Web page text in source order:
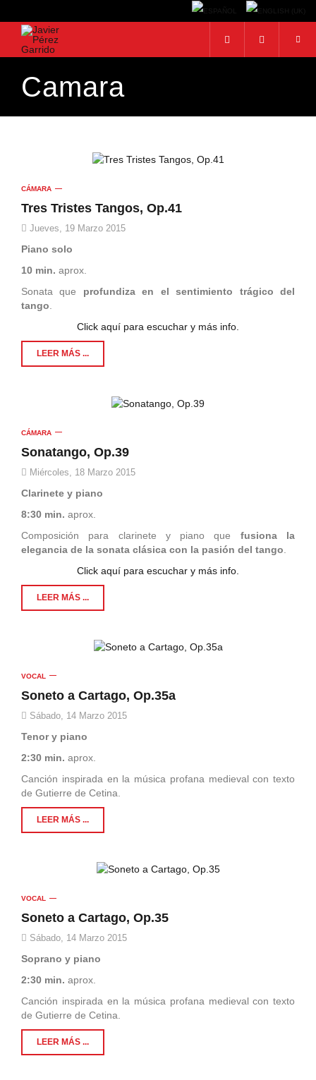
BUSCAR
Camara
CÁMARA
Tres Tristes Tangos, Op.41
Jueves, 19 Marzo 2015
Piano solo
10 min. aprox.
Sonata que profundiza en el sentimiento trágico del
tango.
Click aquí para escuchar y más info.
LEER MÁS ...
CÁMARA
Sonatango, Op.39
Miércoles, 18 Marzo 2015
Clarinete y piano
8:30 min. aprox.
Composición para clarinete y piano que fusiona la
elegancia de la sonata clásica con la pasión del tango
Click aquí para escuchar y más info.
LEER MÁS ...
VOCAL
Soneto a Cartago, Op.35a
Sábado, 14 Marzo 2015
Tenor y piano
2:30 min. aprox.
Canción inspirada en la música profana medieval con texto
de Gutierre de Cetina.
LEER MÁS ...
VOCAL
Soneto a Cartago, Op.35
Sábado, 14 Marzo 2015
Soprano y piano
2:30 min. aprox.
Canción inspirada en la música profana medieval con texto
de Gutierre de Cetina.
LEER MÁS ...